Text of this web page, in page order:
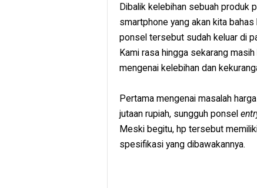
Dibalik kelebihan sebuah produk
smartphone yang akan kita bahas
ponsel tersebut sudah keluar di
Kami rasa hingga sekarang
mengenai kelebihan dan
Pertama mengenai masalah
jutaan rupiah, sungguh ponsel
Meski begitu, hp tersebut
spesifikasi yang dibawakannya.